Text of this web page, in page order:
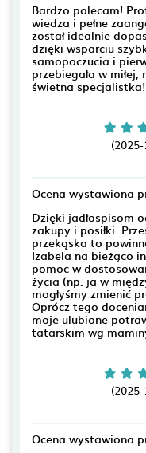
Bardzo polecam!
wiedza i pełne
został idealnie
dzięki wsparciu
samopoczucia i
przebiegała w
świetna specjalistka!
Ocena wystawiona
Dzięki jadłospisom
zakupy i posiłki.
przekąska to
Izabela na bieżąco
pomoc w
życia (np. ja w
mogłyśmy zmienić
Oprócz tego
moje ulubione
tatarskim wg
Ocena wystawiona